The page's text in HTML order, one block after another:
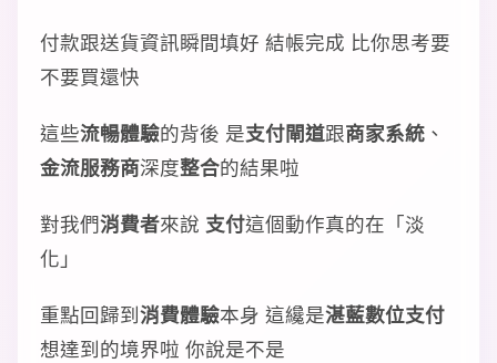
付款跟送貨資訊瞬間填好 結帳完成 比你思考要
不要買還快
這些流暢體驗的背後 是支付閘道跟商家系統 、
金流服務商深度整合的結果啦
對我們消費者來說 支付這個動作真的在「淡
化」
重點回歸到消費體驗本身 這纔是湛藍數位支付
想達到的境界啦 你說是不是